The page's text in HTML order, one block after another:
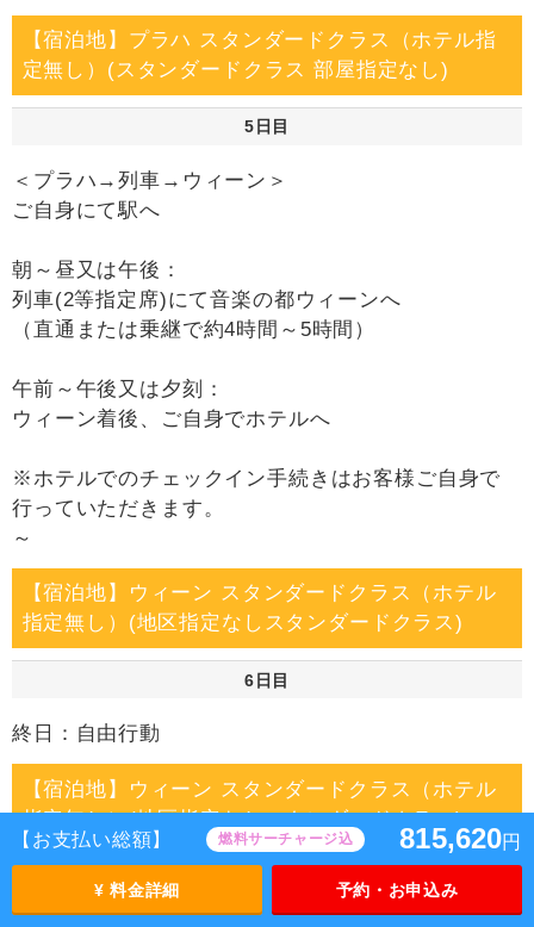
【お支払い総額】 燃料サーチャージ込 815,620円
¥ 料金詳細 予約・お申込み
【宿泊地】プラハ スタンダードクラス（ホテル指
定無し）(スタンダードクラス 部屋指定なし)
5日目
＜プラハ→列車→ウィーン＞
ご自身にて駅へ
朝～昼又は午後：
列車(2等指定席)にて音楽の都ウィーンへ
（直通または乗継で約4時間～5時間）
午前～午後又は夕刻：
ウィーン着後、ご自身でホテルへ
※ホテルでのチェックイン手続きはお客様ご自身で
行っていただきます。
～
【宿泊地】ウィーン スタンダードクラス（ホテル
指定無し）(地区指定なしスタンダードクラス)
6日目
終日：自由行動
【宿泊地】ウィーン スタンダードクラス（ホテル
指定無し）(地区指定なしスタンダードクラス)